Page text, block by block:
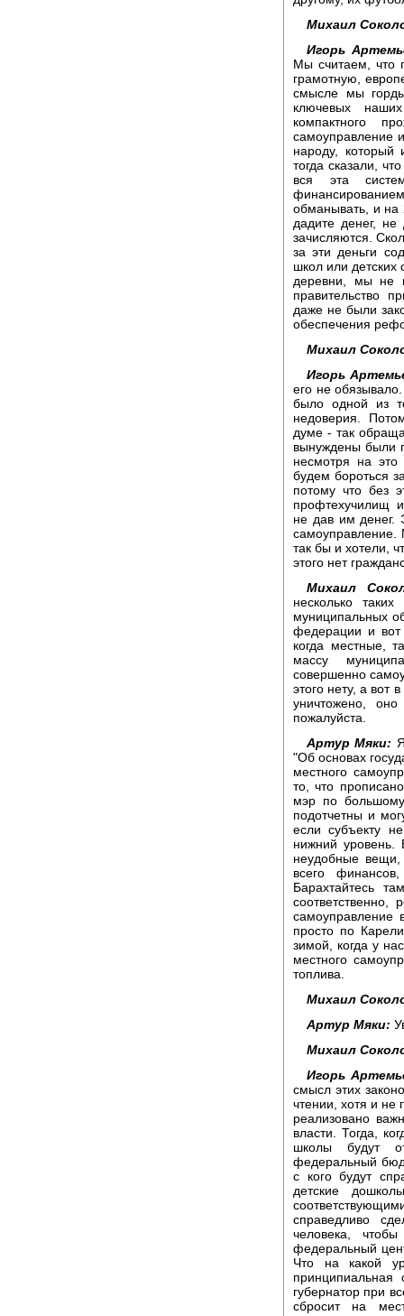
Михаил
Игорь
Мы считаем, что
грамотную,
смысле мы
ключевых
компактного
самоуправление
народу,
тогда сказали,
вся эта
обманывать, и на
дадите денег, не
зачисляются.
за эти деньги
школ или детских
деревни, мы не
правительство
даже не были
обеспечения
Михаил
Игорь
его не
было одной из
недоверия.
думе - так
вынуждены были
несмотря на это
будем бороться
потому что без
профтехучилищ
не дав им денег.
самоуправление.
так бы и хотели,
этого нет
Михаил
несколько
муниципальных
федерации и вот
когда местные,
массу
совершенно
этого нету, а вот
уничтожено,
пожалуйста.
Артур Мяки:
"Об основах
местного
то, что
мэр по
подотчетны и
если субъекту
нижний
неудобные
всего
Барахтайтесь
соответственно,
самоуправление
просто по
зимой, когда у
местного
топлива.
Михаил
Артур Мяки:
Михаил
Игорь
смысл этих
чтении, хотя и не
реализовано
власти. Тогда,
школы будут
федеральный
с кого будут
детские
справедливо
человека,
федеральный
Что на какой
принципиальная
губернатор при
сбросит на